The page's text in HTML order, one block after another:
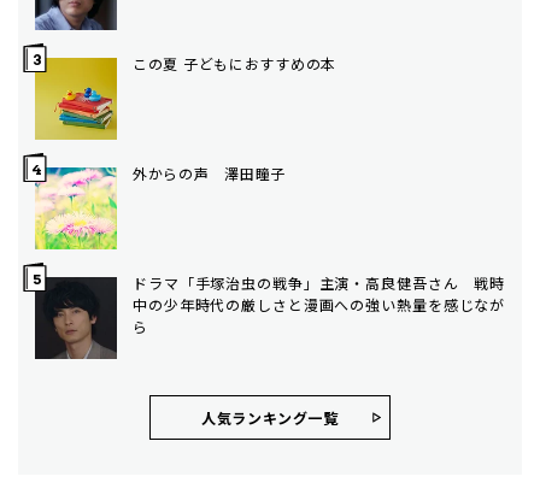
この夏 子どもにおすすめの本
外からの声 澤田瞳子
ドラマ「手塚治虫の戦争」主演・高良健吾さん 戦時
中の少年時代の厳しさと漫画への強い熱量を感じなが
ら
人気ランキング⼀覧